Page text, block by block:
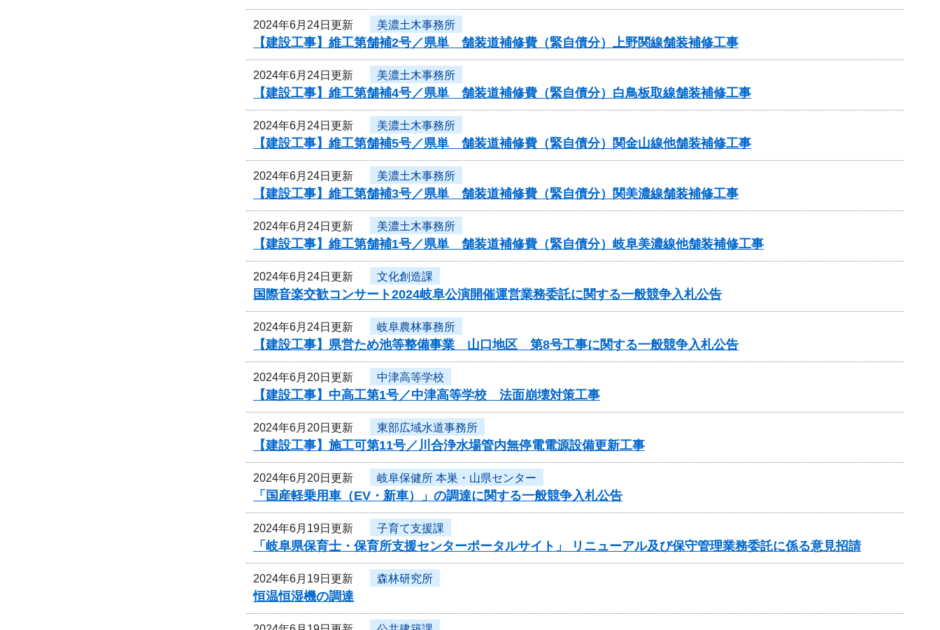
2024年6月24日更新 美濃土木事務所
【建設工事】維工第舗補2号／県単 舗装道補修費（緊自債分）上野関線舗装補修工事
2024年6月24日更新 美濃土木事務所
【建設工事】維工第舗補4号／県単 舗装道補修費（緊自債分）白鳥板取線舗装補修工事
2024年6月24日更新 美濃土木事務所
【建設工事】維工第舗補5号／県単 舗装道補修費（緊自債分）関金山線他舗装補修工事
2024年6月24日更新 美濃土木事務所
【建設工事】維工第舗補3号／県単 舗装道補修費（緊自債分）関美濃線舗装補修工事
2024年6月24日更新 美濃土木事務所
【建設工事】維工第舗補1号／県単 舗装道補修費（緊自債分）岐阜美濃線他舗装補修工事
2024年6月24日更新 文化創造課
国際音楽交歓コンサート2024岐阜公演開催運営業務委託に関する一般競争入札公告
2024年6月24日更新 岐阜農林事務所
【建設工事】県営ため池等整備事業 山口地区 第8号工事に関する一般競争入札公告
2024年6月20日更新 中津高等学校
【建設工事】中高工第1号／中津高等学校 法面崩壊対策工事
2024年6月20日更新 東部広域水道事務所
【建設工事】施工可第11号／川合浄水場管内無停電電源設備更新工事
2024年6月20日更新 岐阜保健所 本巣・山県センター
「国産軽乗用車（EV・新車）」の調達に関する一般競争入札公告
2024年6月19日更新 子育て支援課
「岐阜県保育士・保育所支援センターポータルサイト」 リニューアル及び保守管理業務委託に係る意見招請
2024年6月19日更新 森林研究所
恒温恒湿機の調達